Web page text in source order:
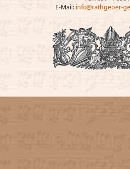
E-Mail: info@rathgeber-